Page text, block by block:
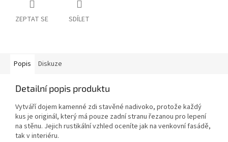
ZEPTAT SE SDÍLET
Popis Diskuze
Detailní popis produktu
Vytváří dojem kamenné zdi stavěné nadivoko, protože každý
kus je originál, který má pouze zadní stranu řezanou pro lepení
na stěnu. Jejich rustikální vzhled oceníte jak na venkovní fasádě,
tak v interiéru.